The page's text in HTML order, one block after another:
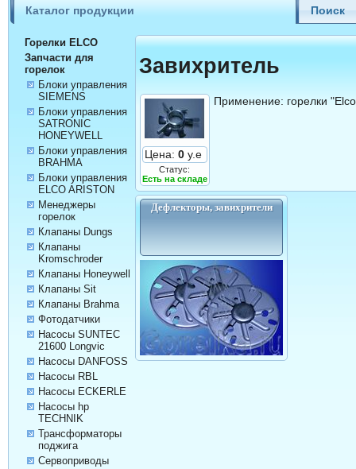
Каталог продукции Поиск
Горелки ELCO
Запчасти для
горелок
Блоки управления
SIEMENS
Блоки управления
SATRONIC
HONEYWELL
Блоки управления
BRAHMA
Блоки управления
ELCO ARISTON
Менеджеры
горелок
Клапаны Dungs
Клапаны
Kromschroder
Клапаны Honeywell
Клапаны Sit
Клапаны Brahma
Фотодатчики
Насосы SUNTEC
21600 Longvic
Насосы DANFOSS
Насосы RBL
Насосы ECKERLE
Насосы hp
TECHNIK
Трансформаторы
поджига
Сервоприводы
Завихритель
Цена: 0 у.е
Статус:
Есть на складе
Применение: горелки
Дефлекторы, завихрители